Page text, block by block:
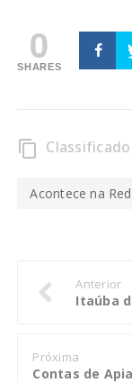
0
SHARES
content_copy
Acontece na
Anterior
Próxima